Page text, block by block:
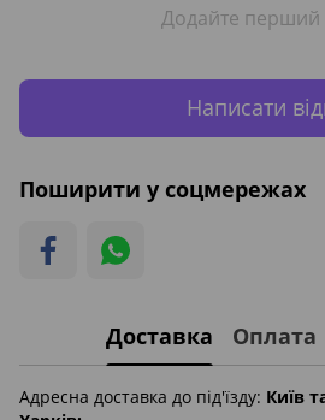
Додайте перший
Написати
Поширити у соцмережах
Доставка Оплата
Адресна доставка до під'їзду: Київ